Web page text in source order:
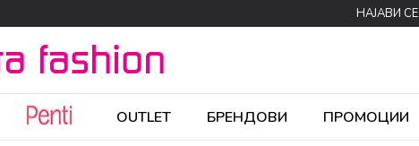
НАЈАВИ СЕ
OUTLET БРЕНДОВИ ПРОМОЦИИ